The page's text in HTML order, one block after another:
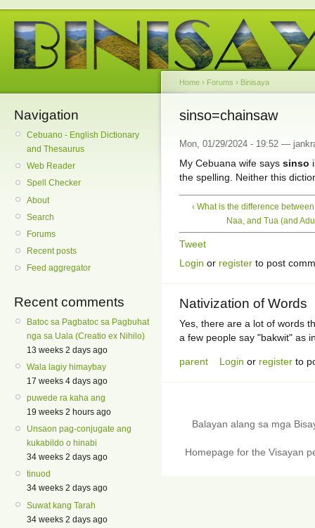
Navigation
Cebuano - English Dictionary
and Thesaurus
Web Reader
Spell Checker
About
Search
Forums
Recent posts
Feed aggregator
Recent comments
Batoc sa Pagbatoc sa Pagbuhat
nga sa Uala (Creatio ex Nihilo)
13 weeks 2 days ago
Wala lagiy himaybay
17 weeks 4 days ago
puwede ra kaha ang
19 weeks 2 hours ago
Unsaon pag-conjugate ang
kukabildo o hinabi
34 weeks 2 days ago
tinuod
34 weeks 2 days ago
Suwat kang Tarah
34 weeks 2 days ago
Home › Forums › Binisaya
sinso=chainsaw
Mon, 01/29/2024 - 19:52 —
My Cebuana wife says sinso
the spelling. Neither this
‹ What is the difference
Naa, and Tua (and
Tweet
Login or register to post
Nativization of Words
Yes, there are a lot of words
a few people say "bakwit" as
parent Login or register to
Balayan alang sa mga
Homepage for the Visayan